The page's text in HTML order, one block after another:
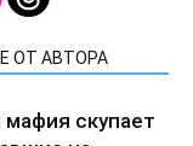
ОТ АВТОРА
скупает